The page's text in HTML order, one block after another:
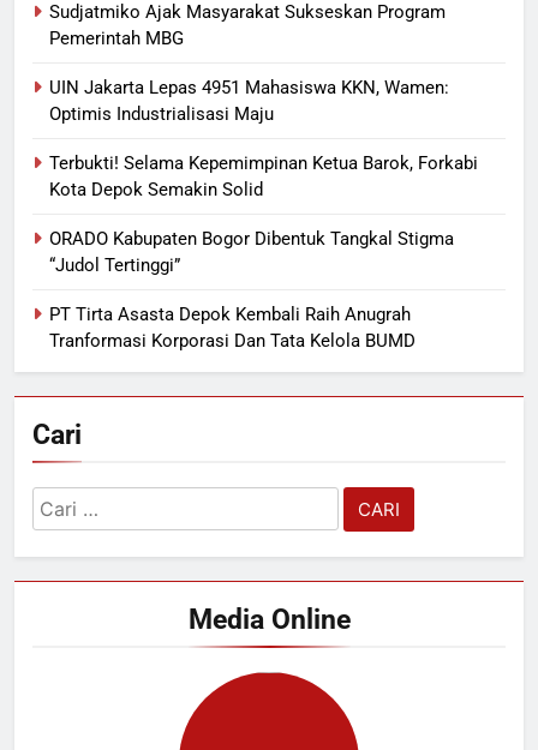
Sudjatmiko Ajak Masyarakat Sukseskan Program
Pemerintah MBG
UIN Jakarta Lepas 4951 Mahasiswa KKN, Wamen:
Optimis Industrialisasi Maju
Terbukti! Selama Kepemimpinan Ketua Barok, Forkabi
Kota Depok Semakin Solid
ORADO Kabupaten Bogor Dibentuk Tangkal Stigma
“Judol Tertinggi”
PT Tirta Asasta Depok Kembali Raih Anugrah
Tranformasi Korporasi Dan Tata Kelola BUMD
Cari
Cari
untuk:
Media Online